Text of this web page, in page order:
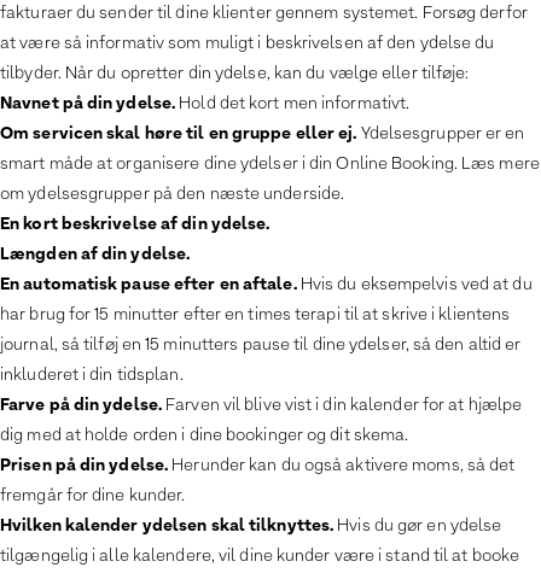
fakturaer du sender til dine klienter gennem systemet. Forsøg derfor
at være så informativ som muligt i beskrivelsen af den ydelse du
tilbyder. Når du opretter din ydelse, kan du vælge eller tilføje:
Navnet på din ydelse. Hold det kort men informativt.
Om servicen skal høre til en gruppe eller ej. Ydelsesgrupper er en
smart måde at organisere dine ydelser i din Online Booking. Læs mere
om ydelsesgrupper på den næste underside.
En kort beskrivelse af din ydelse.
Længden af din ydelse.
En automatisk pause efter en aftale. Hvis du eksempelvis ved at du
har brug for 15 minutter efter en times terapi til at skrive i klientens
journal, så tilføj en 15 minutters pause til dine ydelser, så den altid er
inkluderet i din tidsplan.
Farve på din ydelse. Farven vil blive vist i din kalender for at hjælpe
dig med at holde orden i dine bookinger og dit skema.
Prisen på din ydelse. Herunder kan du også aktivere moms, så det
fremgår for dine kunder.
Hvilken kalender ydelsen skal tilknyttes. Hvis du gør en ydelse
tilgængelig i alle kalendere, vil dine kunder være i stand til at booke